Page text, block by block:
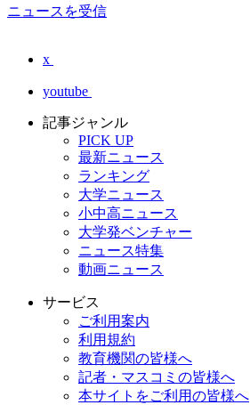
ニュースを受信
x
youtube
記事ジャンル
PICK UP
最新ニュース
ランキング
大学ニュース
小中高ニュース
大学発ベンチャー
ニュース特集
動画ニュース
サービス
ご利用案内
利用規約
教育機関の皆様へ
記者・マスコミの皆様へ
本サイトをご利用の皆様へ